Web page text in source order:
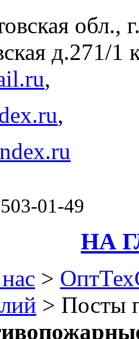
обл.,
д.271/1
,
,
01-49
НА
>
> Посты